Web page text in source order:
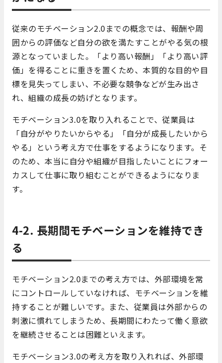
従来のモチベーション2.0までの概念では、報酬や周
囲からの評価など自分の欲を満たすことがやる気の根
源となっていました。
「より高い報酬」「より高い評
価」を得ることに重きを置くため、本質的な目的や目
標を見失ってしまい、不必要な競争などが生み出さ
れ、組織の成長の妨げとなります。
モチベーション3.0を取り入れることで、従業員は
「自分がやりたいからやる」「自分が成長したいから
やる」という考え方で仕事をするようになります。そ
のため、 本当に自分や組織が目指したいことにフォー
カスして仕事に取り組むことができるようになりま
す。
4-2. 長期間モチベーションを維持でき
る
モチベーション2.0までの考え方では、外部環境を常
にコントロールしていなければ、モチベーションを維
持することが難しいです。また、従業員は外部からの
刺激に慣れてしまうため、長期間にわたって働く意欲
を継続させることは困難といえます。
モチベーション3.0の考え方を取り入れれば、外部環